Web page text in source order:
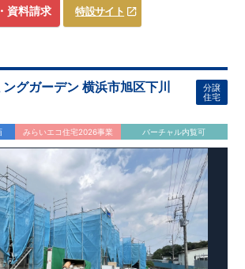
ン完備★
ト完備】
】​ 【大容量シューズクローゼット】​など
しい収納完備☆
は、食洗器搭載
★
立てる、スタイリッシュな
棟)​”配膳・後片付け”が便利な​対面キッチンに
させないビルトイン食洗器を搭載
ガス衣類乾燥機「乾太君」
風で、洗濯物を短時間でスピーディーに乾
気にせず、夜でも雨の日でも洗濯ができま
間を減らし、暮らしにゆとりを生み出しま
演出する【グラビオエッジ】
採用
は上質な存在感を演出します ♪
照明付折上天井★
照明を組み合わせることで​柔らかな光が広が
資料請求 特設サイト
グガーデン 横浜市旭区下川
分譲
住宅
みらいエコ住宅2026事業 バーチャル内覧可